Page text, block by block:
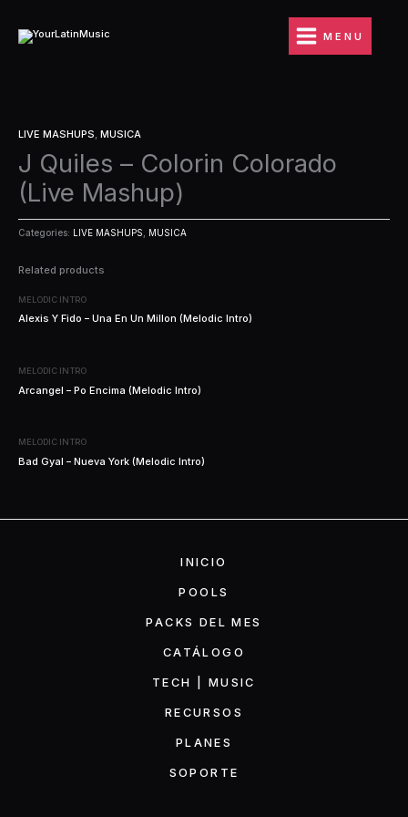
contenido
MENU
LIVE MASHUPS, MUSICA
J Quiles – Colorin Colorado
(Live Mashup)
Categories: LIVE MASHUPS, MUSICA
Related products
MELODIC INTRO
Alexis Y Fido – Una En Un Millon (Melodic Intro)
MELODIC INTRO
Arcangel – Po Encima (Melodic Intro)
MELODIC INTRO
Bad Gyal – Nueva York (Melodic Intro)
INICIO
POOLS
PACKS DEL MES
CATÁLOGO
TECH | MUSIC
RECURSOS
PLANES
SOPORTE